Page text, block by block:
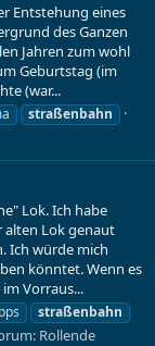
Entstehung eines
des Ganzen
Jahren zum wohl
Geburtstag (im
(war...
straßenbahn
Lok. Ich habe
alten Lok genaut
Ich würde mich
könntet. Wenn es
Vorraus...
straßenbahn
Rollende